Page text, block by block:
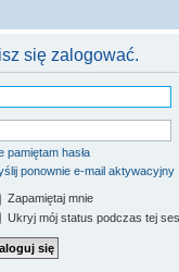
się zalogować.
pamiętam hasła
ponownie e-mail aktywacyjny
Zapamiętaj mnie
Ukryj mój status podczas tej